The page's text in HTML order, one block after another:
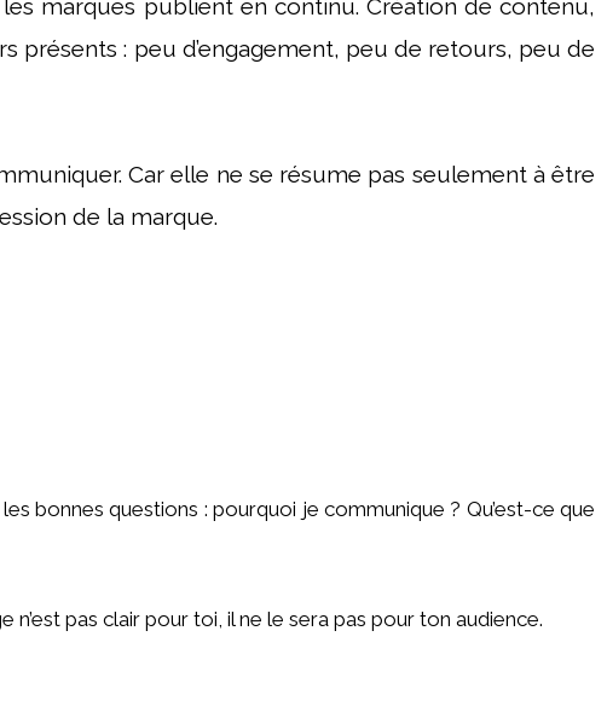
les marques publient en continu. Création de contenu,
présents : peu d’engagement, peu de retours, peu de
Car elle ne se résume pas seulement à être
de la marque.
bonnes questions : pourquoi je communique ? Qu’est-ce que
pas clair pour toi, il ne le sera pas pour ton audience.